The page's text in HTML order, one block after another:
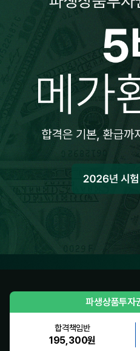
파생상품투자
합격책임반
195,300원